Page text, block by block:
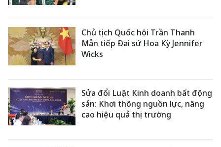
Chủ tịch Quốc hội Trần Thanh
Mẫn tiếp Đại sứ Hoa Kỳ Jennifer
Wicks
Sửa đổi Luật Kinh doanh bất động
sản: Khơi thông nguồn lực, nâng
cao hiệu quả thị trường